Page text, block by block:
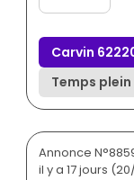
Carvin
Temps plein
Annonce
il y a 17 jours